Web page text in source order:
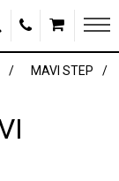
MAVI STEP